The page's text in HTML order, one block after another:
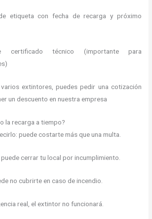
etiqueta con fecha de recarga y próximo
certificado técnico (importante para
extintores, puedes pedir una cotización
un descuento en nuestra empresa
la recarga a tiempo?
puede costarte más que una multa.
cerrar tu local por incumplimiento.
no cubrirte en caso de incendio.
real, el extintor no funcionará.